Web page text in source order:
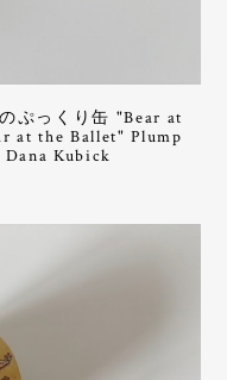
ぷっくり缶 "Bear at
at the Ballet" Plump
Kubick